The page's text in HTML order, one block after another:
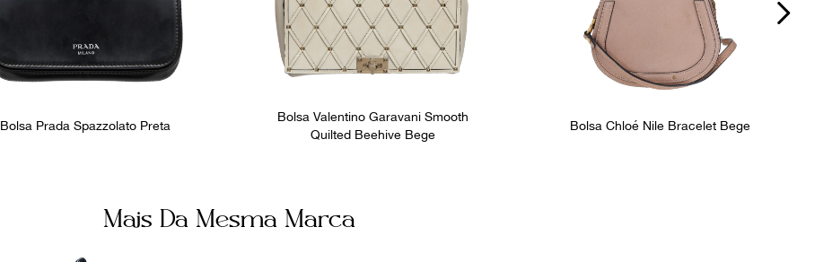
Bolsa Prada Spazzolato Preta
Bolsa Valentino Garavani Smooth
Quilted Beehive Bege
Bolsa Chloé Nile Bracelet Bege
Mais Da Mesma Marca